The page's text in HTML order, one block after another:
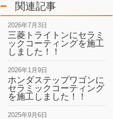
関連記事
2026年7月3日
三菱トライトンにセラミ
ックコーティングを施工
しました！！
2026年1月9日
ホンダステップワゴンに
セラミックコーティング
を施工しました！！
2025年9月6日